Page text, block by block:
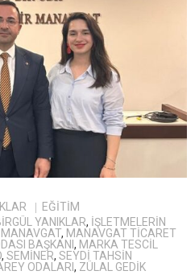
EĞITIM
YANIKLAR, IŞLETMELERIN
MANAVGAT, MANAVGAT TICARET
BAŞKANI , MARKA TESCIL
, SEMINER, SEYDI TAHSIN
ODALARI , ZÜLAL GEDIK